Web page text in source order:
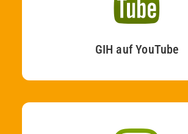
GIH auf YouTube